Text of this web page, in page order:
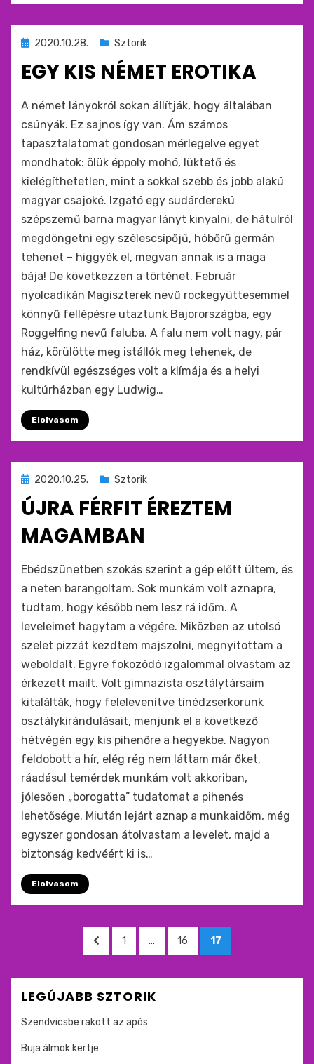
Beküldve
2020.10.28. Sztorik
EGY KIS NÉMET EROTIKA
by monkey
A német lányokról sokan állítják, hogy általában
csúnyák. Ez sajnos így van. Ám számos
tapasztalatomat gondosan mérlegelve egyet
mondhatok: ölük éppoly mohó, lüktető és
kielégíthetetlen, mint a sokkal szebb és jobb alakú
magyar csajoké. Izgató egy sudárderekú
szépszemű barna magyar lányt kinyalni, de hátulról
megdöngetni egy szélescsípőjű, hóbőrű germán
tehenet – higgyék el, megvan annak is a maga
bája! De következzen a történet. Február
nyolcadikán Magiszterek nevű rockegyüttesemmel
könnyű fellépésre utaztunk Bajorországba, egy
Roggelfing nevű faluba. A falu nem volt nagy, pár
ház, körülötte meg istállók meg tehenek, de
rendkívül egészséges volt a klímája és a helyi
kultúrházban egy Ludwig…
Elolvasom
Beküldve
ide
2020.10.25. Sztorik
ÚJRA FÉRFIT ÉREZTEM
MAGAMBAN
by monkey
Ebédszünetben szokás szerint a gép előtt ültem, és
a neten barangoltam. Sok munkám volt aznapra,
tudtam, hogy később nem lesz rá időm. A
leveleimet hagytam a végére. Miközben az utolsó
szelet pizzát kezdtem majszolni, megnyitottam a
weboldalt. Egyre fokozódó izgalommal olvastam az
érkezett mailt. Volt gimnazista osztálytársaim
kitalálták, hogy felelevenítve tinédzserkorunk
osztálykirándulásait, menjünk el a következő
hétvégén egy kis pihenőre a hegyekbe. Nagyon
feldobott a hír, elég rég nem láttam már őket,
ráadásul temérdek munkám volt akkoriban,
jólesően „borogatta” tudatomat a pihenés
lehetősége. Miután lejárt aznap a munkaidőm, még
egyszer gondosan átolvastam a levelet, majd a
biztonság kedvéért ki is…
Elolvasom
Bejegyzések
lapozása
ELŐZŐ
OLDAL
OLDAL
1 … OLDAL
16 OLDAL
17
LEGÚJABB SZTORIK
Szendvicsbe rakott az após
Buja álmok kertje